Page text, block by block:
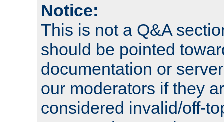
Notice:
This is not a Q&A
should be pointed
documentation or
our moderators if they
considered invalid/off-